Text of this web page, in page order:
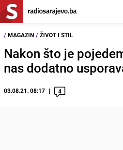
/ MAGAZIN / ŽIVOT I STIL
Nakon što je
nas dodatno
03.08.21. 08:17 4